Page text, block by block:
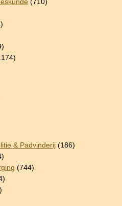
(710)
& Padvinderij (186)
(744)